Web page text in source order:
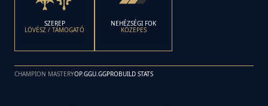
SZEREP
LÖVÉSZ / TÁMOGATÓ
NEHÉZSÉGI FOK
KÖZEPES
CHAMPION MASTERYOP.GGU.GGPROBUILD STATS